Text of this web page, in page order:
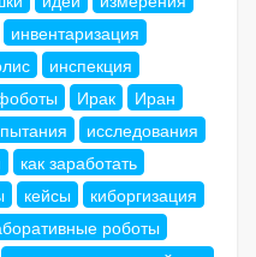
инвентаризация
инспекция
Ирак
Иран
исследования
как заработать
кейсы
киборгизация
роботы